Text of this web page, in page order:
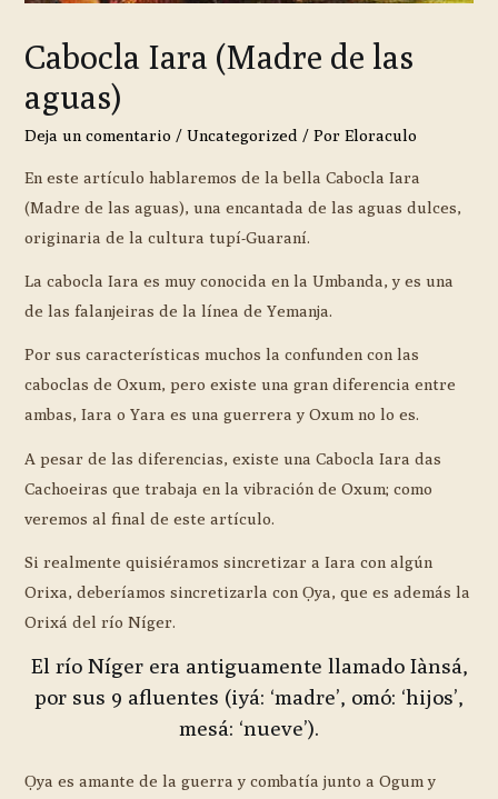
Cabocla Iara (Madre de las
aguas)
Deja un comentario /Uncategorized / PorEloraculo
En este artículo hablaremos de la bella Cabocla Iara
(Madre de las aguas), una encantada de las aguas dulces,
originaria de la cultura tupí-Guaraní.
La cabocla Iara es muy conocida en la Umbanda, y es una
de las falanjeiras de la línea de Yemanja.
Por sus características muchos la confunden con las
caboclas de Oxum, pero existe una gran diferencia entre
ambas, Iara o Yara es una guerrera y Oxum no lo es.
A pesar de las diferencias, existe una Cabocla Iara das
Cachoeiras que trabaja en la vibración de Oxum; como
veremos al final de este artículo.
Si realmente quisiéramos sincretizar a Iara con algún
Orixa, deberíamos sincretizarla con Ọya, que es además la
Orixá del río Níger.
El río Níger era antiguamente llamado Iànsá,
por sus 9 afluentes (iyá: ‘madre’, omó: ‘hijos’,
mesá: ‘nueve’).
Ọya es amante de la guerra y combatía junto a Ogum y